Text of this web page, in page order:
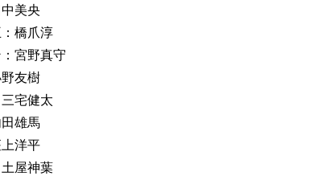
美央
橋爪淳
宮野真守
友樹
宅健太
雄馬
洋平
屋神葉